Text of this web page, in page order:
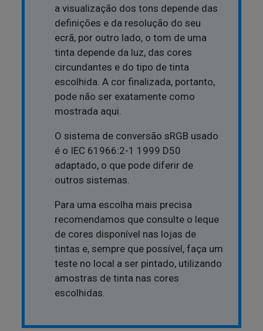
a visualização dos tons depende das
definições e da resolução do seu
ecrã, por outro lado, o tom de uma
tinta depende da luz, das cores
circundantes e do tipo de tinta
escolhida. A cor finalizada, portanto,
pode não ser exatamente como
mostrada aqui.
O sistema de conversão sRGB usado
é o IEC 61966:2-1 1999 D50
adaptado, o que pode diferir de
outros sistemas.
Para uma escolha mais precisa
recomendamos que consulte o leque
de cores disponível nas lojas de
tintas e, sempre que possível, faça um
teste no local a ser pintado, utilizando
amostras de tinta nas cores
escolhidas.